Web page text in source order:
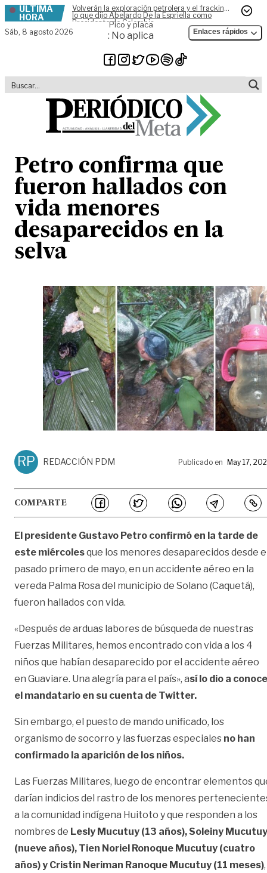
Skip to content
ÚLTIMA
HORA
Volverán la exploración petrolera y el fracking,
lo que dijo Abelardo De la Espriella como
Presidente de Colombia
Sáb, 8 agosto 2026
Pico y placa
: No aplica Enlaces rápidos
Petro confirma que
fueron hallados con
vida menores
desaparecidos en la
selva
RP REDACCIÓN PDM Publicado en May 17,
COMPARTE
El presidente Gustavo Petro confirmó en la tarde de
este miércolesque los menores desaparecidos desde
pasado primero de mayo, en un accidente aéreo en la
vereda Palma Rosa del municipio de Solano (Caquetá),
fueron hallados con vida.
«Después de arduas labores de búsqueda de nuestras
Fuerzas Militares, hemos encontrado con vida a los 4
niños que habían desaparecido por el accidente aéreo
en Guaviare. Una alegría para el país», así lo dio a
el mandatario en su cuenta de Twitter.
Sin embargo, el puesto de mando unificado, los
organismo de socorro y las fuerzas especiales no han
confirmado la aparición de los niños.
Las Fuerzas Militares, luego de encontrar elementos
darían indicios del rastro de los menores
a la comunidad indígena Huitoto y que responden a los
nombres de Lesly Mucutuy (13 años), Soleiny Mucutuy
(nueve años), Tien Noriel Ronoque Mucutuy (cuatro
años) y Cristin Neriman Ranoque Mucutuy (11 meses),